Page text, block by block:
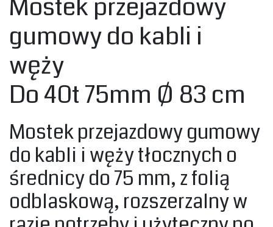
Mostek przejazdowy
gumowy do kabli i
węży
Do 40t 75mm Ø 83 cm
Mostek przejazdowy gumowy
do kabli i węży tłocznych o
średnicy do 75 mm, z folią
odblaskową, rozszerzalny w